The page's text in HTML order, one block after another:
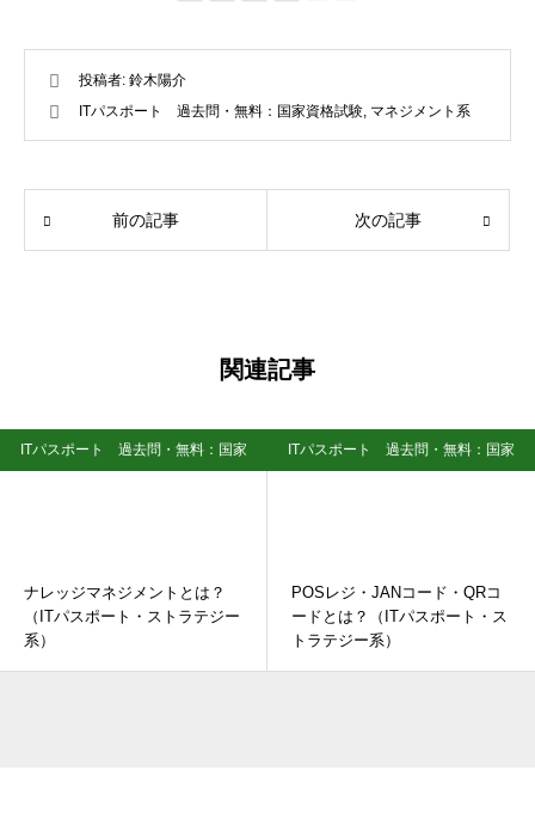
投稿者: 鈴木陽介
ITパスポート 過去問・無料：国家資格試験 マネジメント系
前の記事 次の記事
関連記事
ITパスポート 過去問・無料：国家
ナレッジマネジメントとは？
（ITパスポート・ストラテジー
系）
ITパスポート 過去問・無料：国家
POSレジ・JANコード・QRコ
ードとは？（ITパスポート・ス
トラテジー系）￼